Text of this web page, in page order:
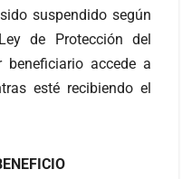
suspendido según
de Protección del
accede a
esté recibiendo el